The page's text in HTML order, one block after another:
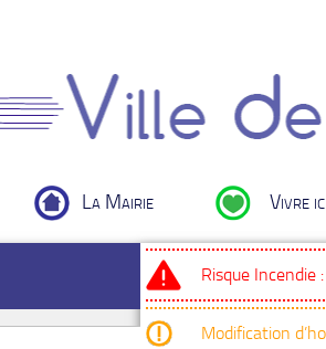
La Mairie Vivre
Risque Incendie
Modification